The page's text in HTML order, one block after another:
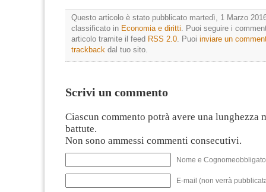
Questo articolo è stato pubblicato martedì, 1 Marzo
classificato in Economia e diritti . Puoi seguire i
articolo tramite il feed RSS 2.0 . Puoi inviare un
trackback dal tuo sito.
Scrivi un commento
Ciascun commento potrà avere una lunghezza
battute.
Non sono ammessi commenti consecutivi.
Nome e
E-mail (non verrà